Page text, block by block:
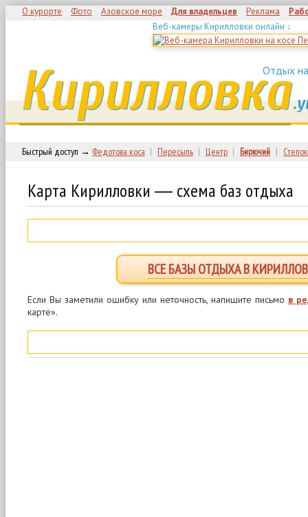
О курорте Фото Азовское море Для владельцев Реклама
Веб-камеры Кирилловки онлайн ↓
Отдых
Кирилловка
Быстрый доступ → Федотова коса | Пересыпь | Центр | Бирючий | Степок
Карта Кирилловки ― схема баз отдыха
ВСЕ БАЗЫ ОТДЫХА В
Если Вы заметили ошибку или неточность, напишите письмо в
карте».